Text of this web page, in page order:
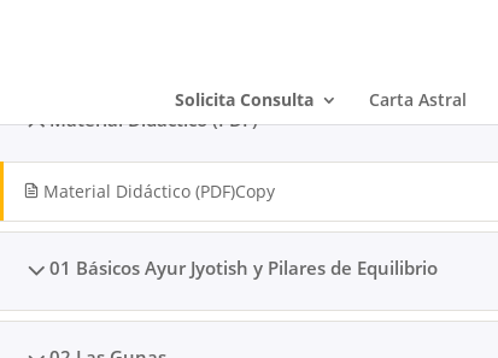
Solicita Consulta Carta Astral
Material Didáctico (PDF)
Material Didáctico (PDF)Copy
01 Básicos Ayur Jyotish y Pilares de Equilibrio